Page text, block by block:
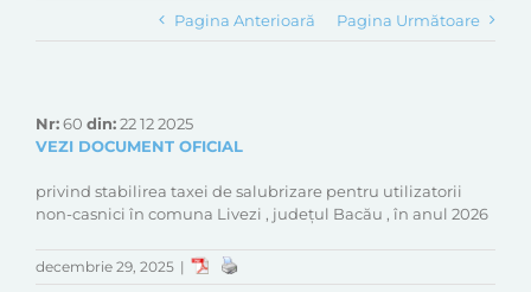
Pagina Anterioară Pagina Următoare
Nr:60 din:22 12 2025
VEZI DOCUMENT OFICIAL
privind stabilirea taxei de salubrizare pentru utilizatorii
non-casnici în comuna Livezi , județul Bacău , în anul 2026
decembrie 29, 2025 |